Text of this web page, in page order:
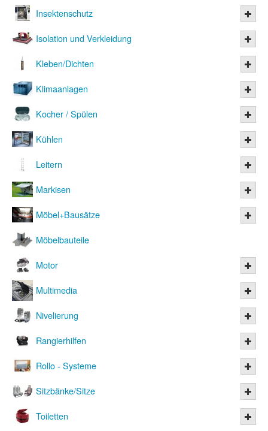
Insektenschutz
Isolation und Verkleidung
Kleben/Dichten
Klimaanlagen
Kocher / Spülen
Kühlen
Leitern
Markisen
Möbel+Bausätze
Möbelbauteile
Motor
Multimedia
Nivelierung
Rangierhilfen
Rollo - Systeme
Sitzbänke/Sitze
Toiletten